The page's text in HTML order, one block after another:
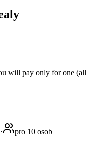
will pay only for one (all
·
pro 10 osob